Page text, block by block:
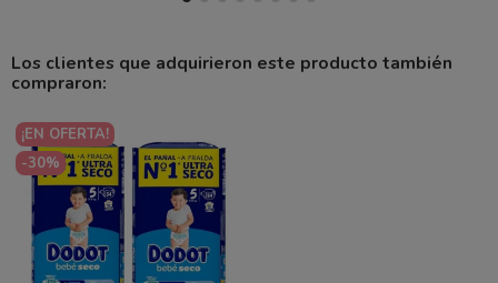
Los clientes que adquirieron este producto también
compraron:
¡EN OFERTA!
-30%